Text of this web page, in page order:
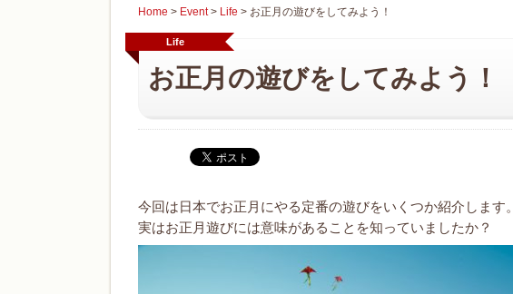
Home > Event> Life > お正月の遊びをしてみよう！
Life
お正月の遊びをしてみよう！
今回は日本でお正月にやる定番の遊びをいくつか紹介します。
実はお正月遊びには意味があることを知っていましたか？